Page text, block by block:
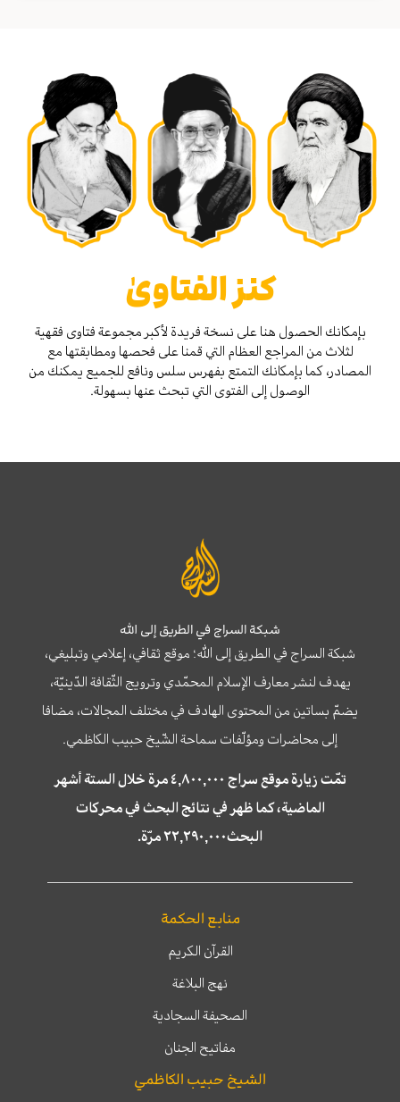
كنز الفتاوىٰ
بإمكانك الحصول هنا على نسخة فريدة لأكبر مجموعة فتاوى فقهية
لثلاث من المراجع العظام التي قمنا على فحصها ومطابقتها مع
المصادر، كما بإمكانك التمتع بفهرس سلس ونافع للجميع يمكنك من
الوصول إلى الفتوى التي تبحث عنها بسهولة.
شبكة السراج في الطريق إلى الله
شبكة السراج في الطريق إلى الله؛ موقع ثقافي، إعلامي وتبليغي،
يهدف لنشر معارف الإسلام المحمّدي وترويج الثّقافة الدّينيّة،
يضمّ بساتين من المحتوى الهادف في مختلف المجالات، مضافا
إلى محاضرات ومؤلّفات سماحة الشّيخ حبيب الكاظمي.
تمّت زيارة موقع سراج ٤,٨٠٠,٠٠٠ مرة خلال الستة أشهر
الماضية، كما ظهر في نتائج البحث في محركات
البحث٢٢,٢٩٠,٠٠٠ مرّة.
منابع الحكمة
القرآن الكريم
نهج البلاغة
الصحيفة السجادية
مفاتيح الجنان
الشيخ حبيب الكاظمي